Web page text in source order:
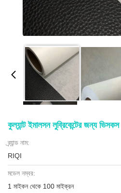
কুল্যান্ট ইমালসন লুব্রিকেন্টের জন্য ভিসকস
ব্র্যান্ড নাম:
RIQI
মডেল নম্বর:
1 মাইকন থেকে 100 মাইক্রন